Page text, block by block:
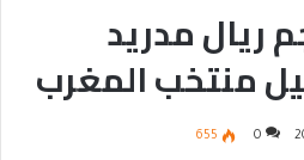
ريال مدريد
منتخب المغرب
0
655